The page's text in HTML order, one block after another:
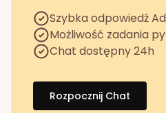
Szybka odpowiedź
Możliwość zadania
Chat dostępny 24h
Rozpocznij Chat